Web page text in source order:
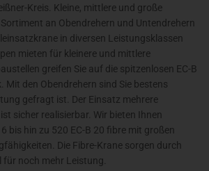
Kreis. Kleine, mittlere und große
an Obendrehern und Untendrehern
in diversen Leistungsklassen
mieten für kleinere und mittlere
greifen Sie auf die spitzenlosen EC-B
Mit den Obendrehern sind Sie bestens
gefragt ist. Der Einsatz mehrere
sicher realisierbar. Wir bieten Ihnen
bis hin zu 520 EC-B 20 fibre mit großen
Die Fibre-Krane sorgen durch
für noch mehr Leistung.